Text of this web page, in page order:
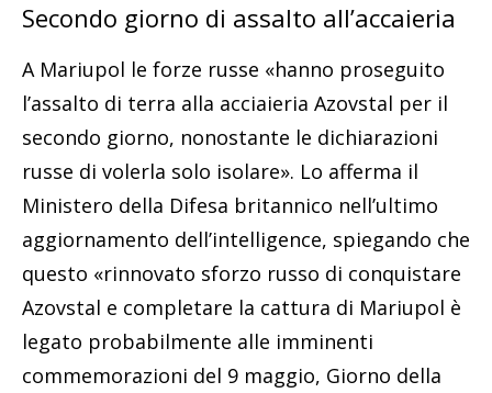
Secondo giorno di assalto all’accaieria
A Mariupol le forze russe «hanno proseguito
l’assalto di terra alla acciaieria Azovstal per il
secondo giorno, nonostante le dichiarazioni
russe di volerla solo isolare». Lo afferma il
Ministero della Difesa britannico nell’ultimo
aggiornamento dell’intelligence, spiegando che
questo «rinnovato sforzo russo di conquistare
Azovstal e completare la cattura di Mariupol è
legato probabilmente alle imminenti
commemorazioni del 9 maggio, Giorno della